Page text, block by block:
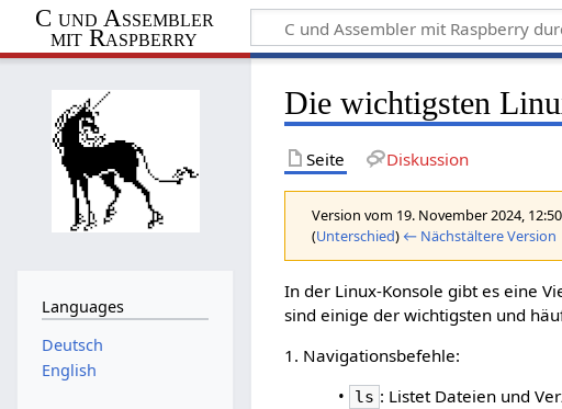
C und Assembler
mit Raspberry
Die wichtigsten
Seite Diskussion
Version vom 19. November 2024,
(Unterschied) ← Nächstältere Version
In der Linux-Konsole gibt es eine
sind einige der wichtigsten und
1. Navigationsbefehle:
•
ls : Listet Dateien und
Languages
Deutsch
English